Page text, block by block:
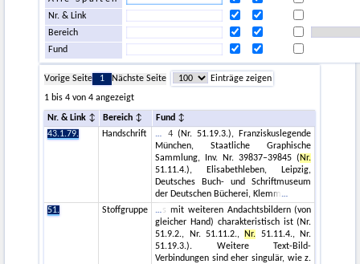
Nr. & Link
Bereich
Fund
Vorige Seite 1 Nächste Seite
Einträge zeigen
1 bis 4 von 4 angezeigt
Nr. & Link Bereich
Fund
43.1.79.
Handschrift
4 (Nr. 51.19.3.), Franziskuslegende
München, Staatliche Graphische
Sammlung, Inv. Nr. 39837–39845 (Nr.
51.11.4.), Elisabethleben, Leipzig,
Deutsches Buch- und Schriftmuseum
der Deutschen Bücherei, Klemm
51.
Stoffgruppe
s mit weiteren Andachtsbildern (von
gleicher Hand) charakteristisch ist (Nr.
51.9.2., Nr. 51.11.2., Nr. 51.11.4., Nr.
51.19.3.). Weitere Text-Bild-
Verbindungen sind eher singulär, wie z.